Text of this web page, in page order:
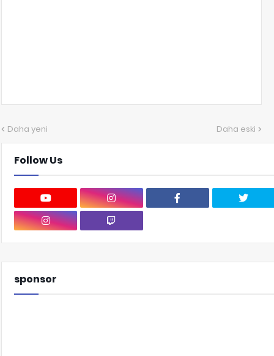
Daha yeni Daha eski
Follow Us
sponsor